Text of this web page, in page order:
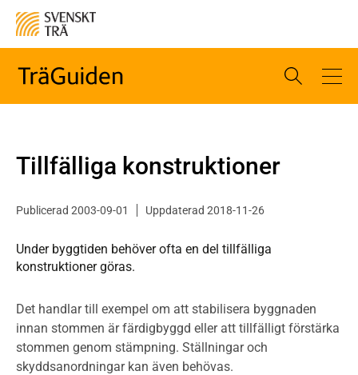
Tillfälliga konstruktioner
Publicerad 2003-09-01 Uppdaterad 2018-11-26
Under byggtiden behöver ofta en del tillfälliga
konstruktioner göras.
Det handlar till exempel om att stabilisera byggnaden
innan stommen är färdigbyggd eller att tillfälligt förstärka
stommen genom stämpning. Ställningar och
skyddsanordningar kan även behövas.